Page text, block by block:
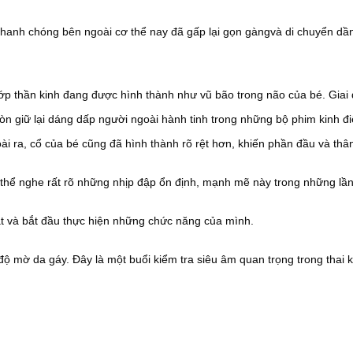
chóng bên ngoài cơ thể nay đã gấp lại gọn gàngvà di chuyển
thần kinh đang được hình thành như vũ bão trong não của bé.
giữ lại dáng dấp người ngoài hành tinh trong những bộ phim kinh
ra, cổ của bé cũng đã hình thành rõ rệt hơn, khiến phần đầu và
nghe rất rõ những nhịp đập ổn định, mạnh mẽ này trong những
bắt đầu thực hiện những chức năng của mình.
mờ da gáy. Đây là một buổi kiểm tra siêu âm quan trọng trong